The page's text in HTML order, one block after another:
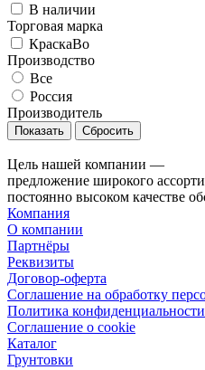
В наличии
Торговая марка
КраскаВо
Производство
Все
Россия
Производитель
Сбросить
Цель нашей компании —
предложение широкого
постоянно высоком качестве
Компания
О компании
Партнёры
Реквизиты
Договор-оферта
Соглашение на обработку
Политика конфиденциальности
Соглашение о cookie
Каталог
Грунтовки